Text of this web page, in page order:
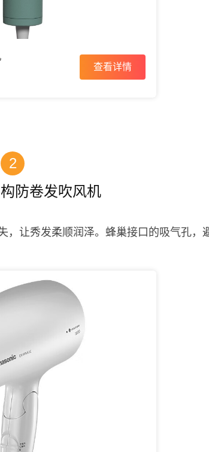
查看详情
2
防卷发吹风机
，让秀发柔顺润泽。蜂巢接口的吸气孔，